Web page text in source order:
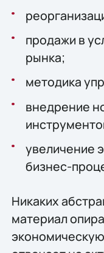
продажи в
рынка;
методика
внедрение
увеличение
бизнес-
Никаких
материал